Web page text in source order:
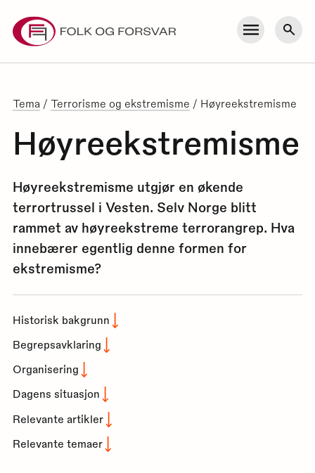
content
Meny Søk
Tema / Terrorisme og ekstremisme / Høyreekstremisme
Høyreekstremisme
Høyreekstremisme utgjør en økende
terrortrussel i Vesten. Selv Norge blitt
rammet av høyreekstreme terrorangrep. Hva
innebærer egentlig denne formen for
ekstremisme?
Historisk bakgrunn
Begrepsavklaring
Organisering
Dagens situasjon
Relevante artikler
Relevante temaer